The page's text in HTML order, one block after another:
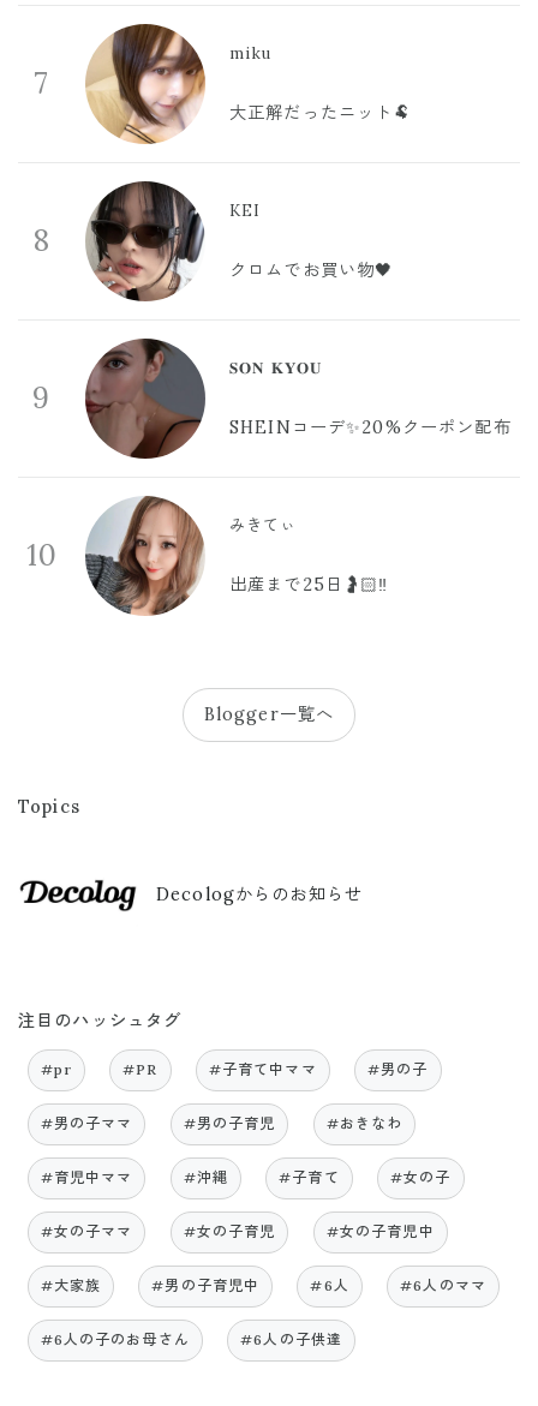
7
miku
大正解だったニット🐏
8
KEI
クロムでお買い物🖤
9
𝐒𝐎𝐍 𝐊𝐘𝐎𝐔
SHEINコーデ✨20%クーポン配布
10
みきてぃ
出産まで25日🤰🏻‼️
Blogger一覧へ
Topics
Decologからのお知らせ
注目のハッシュタグ
#pr #PR #子育て中ママ #男の子
#男の子ママ #男の子育児 #おきなわ
#育児中ママ #沖縄 #子育て #女の子
#女の子ママ #女の子育児 #女の子育児中
#大家族 #男の子育児中 #6人 #6人のママ
#6人の子のお母さん #6人の子供達